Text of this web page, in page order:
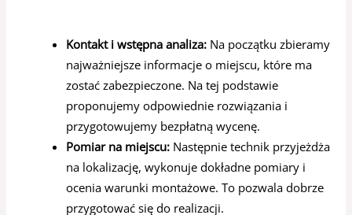
Kontakt i wstępna analiza: Na początku zbieramy
najważniejsze informacje o miejscu, które ma
zostać zabezpieczone. Na tej podstawie
proponujemy odpowiednie rozwiązania i
przygotowujemy bezpłatną wycenę.
Pomiar na miejscu: Następnie technik przyjeżdża
na lokalizację, wykonuje dokładne pomiary i
ocenia warunki montażowe. To pozwala dobrze
przygotować się do realizacji.